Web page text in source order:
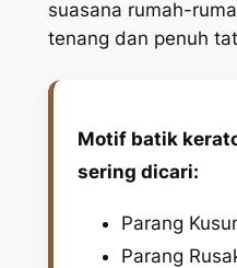
suasana rumah-
tenang dan penuh
Motif batik
sering dicari:
Parang
Parang